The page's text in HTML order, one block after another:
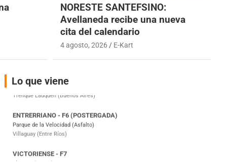
NORESTE SANTEFSINO:
Avellaneda recibe una nueva
cita del calendario
4 agosto, 2026 E-Kart
Lo que viene
Ramiro Tot (Asfalto)
Ciudad de Trenque Lauquen (Asfalto)
Parque de la Velocidad (Asfalto)
Victoria (Entre Ríos)